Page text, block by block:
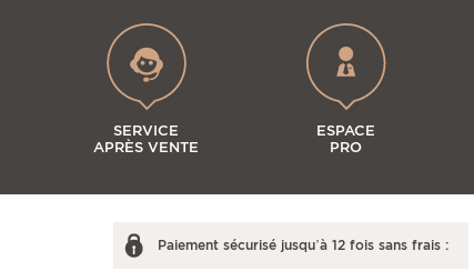
SERVICE
APRÈS VENTE
ESPACE
PRO
Paiement sécurisé jusqu’à 12 fois sans frais :